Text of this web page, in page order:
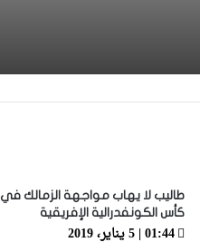
طاليب لا يهاب مواجهة الزمالك في
كأس الكونفدرالية الإفريقية
01:44 | 5 يناير، 2019